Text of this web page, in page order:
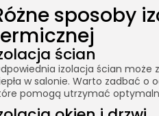
sposoby
ścian
izolacja ścian może
w salonie. Warto zadbać o
pomogą utrzymać